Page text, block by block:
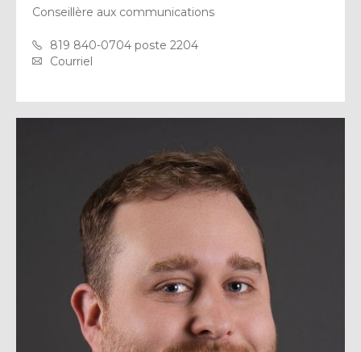
Conseillère aux communications
819 840-0704 poste 2204
Courriel